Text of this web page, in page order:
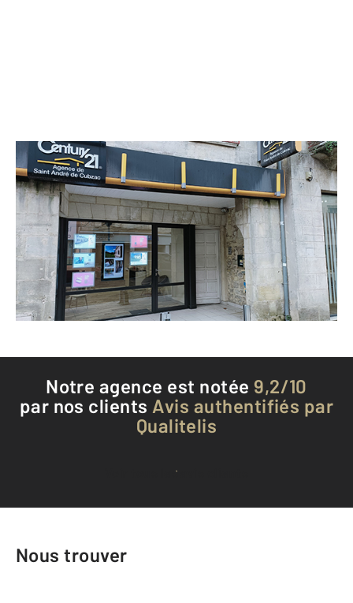
CENTURY 21 Estuaire
97 rue Nationale
ST ANDRE DE CUBZAC - 33240
Envoyer un message
Téléphoner à l'agence
Notre agence est notée 9,2/10
par nos clients Avis authentifiés par
Qualitelis
Voir tous les avis clients
Nous trouver